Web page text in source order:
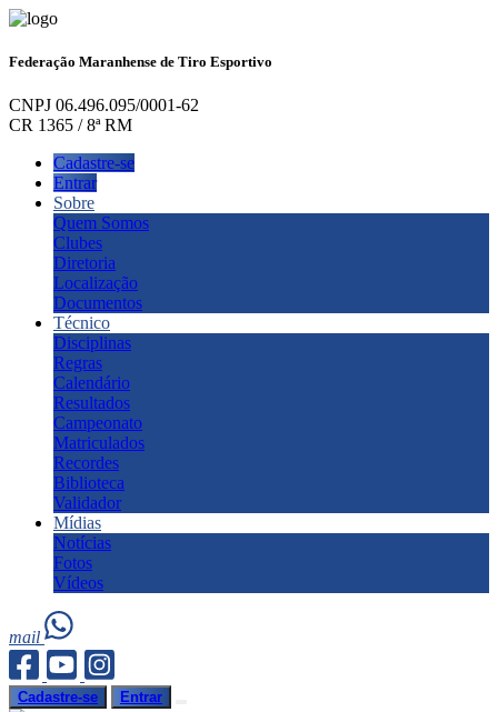
Federação Maranhense de Tiro Esportivo
CNPJ 06.496.095/0001-62
CR 1365 / 8ª RM
Cadastre-se
Entrar
Sobre
Quem Somos
Clubes
Diretoria
Localização
Documentos
Técnico
Disciplinas
Regras
Calendário
Resultados
Campeonato
Matriculados
Recordes
Biblioteca
Validador
Mídias
Notícias
Fotos
Vídeos
mail
Cadastre-se Entrar